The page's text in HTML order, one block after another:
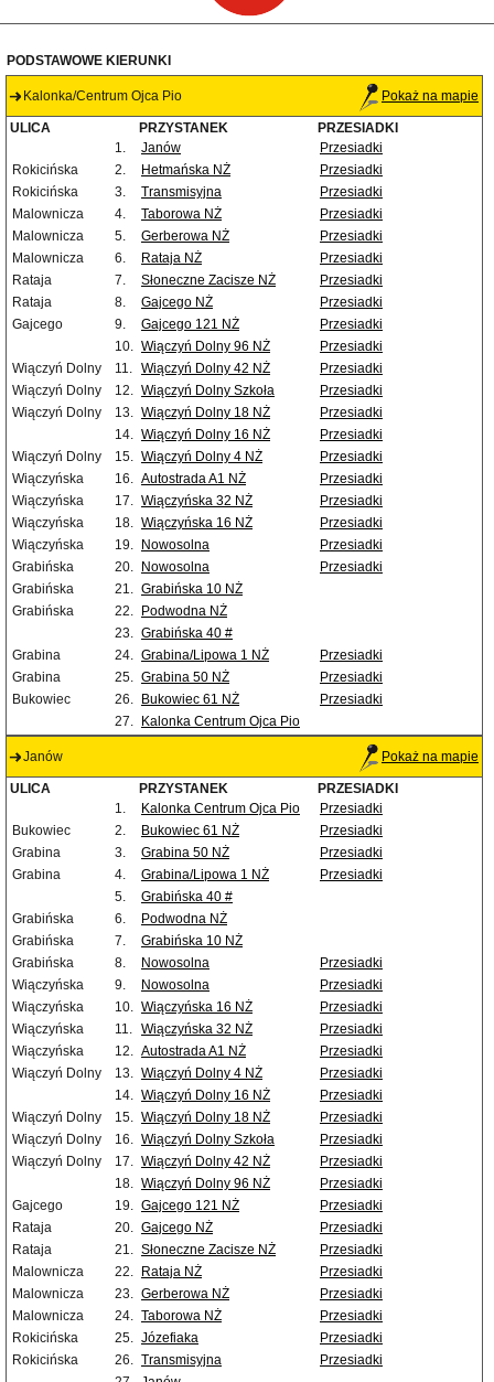
PODSTAWOWE KIERUNKI
Kalonka/Centrum Ojca Pio Pokaż na mapie
ULICA PRZYSTANEK
PRZESIADKI
1.
Janów
Przesiadki
Rokicińska
2. Hetmańska NŻ
Przesiadki
Rokicińska
3. Transmisyjna
Przesiadki
Malownicza
4. Taborowa NŻ
Przesiadki
Malownicza
5. Gerberowa NŻ
Przesiadki
Malownicza
6. Rataja NŻ
Przesiadki
Rataja
7. Słoneczne Zacisze NŻ
Przesiadki
Rataja
8. Gajcego NŻ
Przesiadki
Gajcego
9. Gajcego 121 NŻ
Przesiadki
10. Wiączyń Dolny 96 NŻ
Przesiadki
Wiączyń Dolny
11. Wiączyń Dolny 42 NŻ
Przesiadki
Wiączyń Dolny
12. Wiączyń Dolny Szkoła
Przesiadki
Wiączyń Dolny
13. Wiączyń Dolny 18 NŻ
Przesiadki
14. Wiączyń Dolny 16 NŻ
Przesiadki
Wiączyń Dolny
15. Wiączyń Dolny 4 NŻ
Przesiadki
Wiączyńska
16. Autostrada A1 NŻ
Przesiadki
Wiączyńska
17. Wiączyńska 32 NŻ
Przesiadki
Wiączyńska
18. Wiączyńska 16 NŻ
Przesiadki
Wiączyńska
19. Nowosolna
Przesiadki
Grabińska
20. Nowosolna
Przesiadki
Grabińska
21. Grabińska 10 NŻ
Grabińska
22.
Podwodna NŻ
23. Grabińska 40 #
Grabina
24. Grabina/Lipowa 1 NŻ
Przesiadki
Grabina
25. Grabina 50 NŻ
Przesiadki
Bukowiec
26. Bukowiec 61 NŻ
Przesiadki
27.
Kalonka Centrum Ojca Pio
Janów Pokaż na mapie
ULICA PRZYSTANEK
PRZESIADKI
1.
Kalonka Centrum Ojca Pio
Przesiadki
Bukowiec
2. Bukowiec 61 NŻ
Przesiadki
Grabina
3. Grabina 50 NŻ
Przesiadki
Grabina
4. Grabina/Lipowa 1 NŻ
Przesiadki
5.
Grabińska 40 #
Grabińska
6.
Podwodna NŻ
Grabińska
7.
Grabińska 10 NŻ
Grabińska
8. Nowosolna
Przesiadki
Wiączyńska
9. Nowosolna
Przesiadki
Wiączyńska
10. Wiączyńska 16 NŻ
Przesiadki
Wiączyńska
11. Wiączyńska 32 NŻ
Przesiadki
Wiączyńska
12. Autostrada A1 NŻ
Przesiadki
Wiączyń Dolny
13. Wiączyń Dolny 4 NŻ
Przesiadki
14. Wiączyń Dolny 16 NŻ
Przesiadki
Wiączyń Dolny
15. Wiączyń Dolny 18 NŻ
Przesiadki
Wiączyń Dolny
16. Wiączyń Dolny Szkoła
Przesiadki
Wiączyń Dolny
17. Wiączyń Dolny 42 NŻ
Przesiadki
18. Wiączyń Dolny 96 NŻ
Przesiadki
Gajcego
19. Gajcego 121 NŻ
Przesiadki
Rataja
20. Gajcego NŻ
Przesiadki
Rataja
21. Słoneczne Zacisze NŻ
Przesiadki
Malownicza
22. Rataja NŻ
Przesiadki
Malownicza
23. Gerberowa NŻ
Przesiadki
Malownicza
24. Taborowa NŻ
Przesiadki
Rokicińska
25. Józefiaka
Przesiadki
Rokicińska
26. Transmisyjna
Przesiadki